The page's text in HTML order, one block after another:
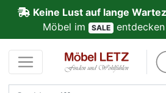
Keine Lust auf lange
Möbel im SALE entdecken
Kundenmeinungen
Anmelden